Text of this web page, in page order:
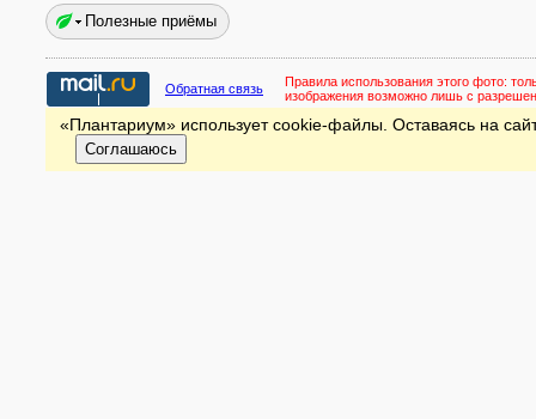
Полезные приёмы
Обратная связь Правила использования этого фото:
изображения возможно лишь с
«Плантариум» использует cookie-файлы. Оставаясь на
Соглашаюсь